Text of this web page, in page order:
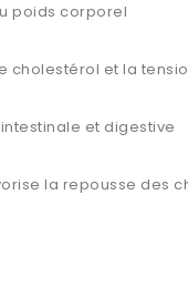
poids corporel
cholestérol et la
et digestive
la repousse des